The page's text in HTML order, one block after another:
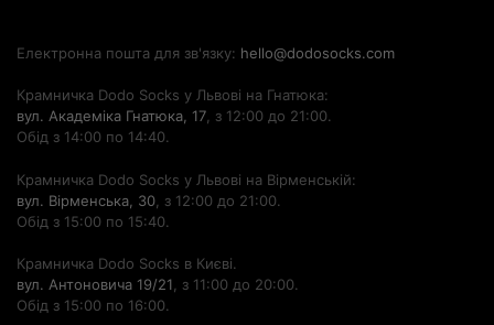
Електронна пошта для зв'язку: hello@dodosocks.com
Крамничка Dodo Socks у Львові на Гнатюка:
вул. Академіка Гнатюка, 17 , з 12:00 до 21:00.
Обід з 14:00 по 14:40.
Крамничка Dodo Socks у Львові на Вірменській:
вул. Вірменська, 30 , з 12:00 до 21:00.
Обід з 15:00 по 15:40.
Крамничка Dodo Socks в Києві.
вул. Антоновича 19/21 , з 11:00 до 20:00.
Обід з 15:00 по 16:00.